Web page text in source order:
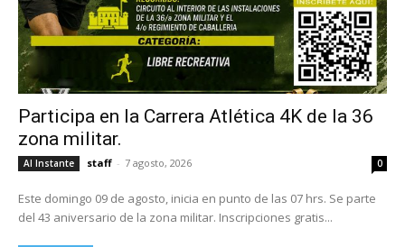
Participa en la Carrera Atlética 4K de la 36
zona militar.
Al Instante staff - 7 agosto, 2026 0
Este domingo 09 de agosto, inicia en punto de las 07 hrs. Se parte
del 43 aniversario de la zona militar. Inscripciones gratis...